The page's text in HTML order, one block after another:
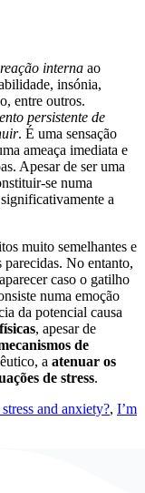
reação interna ao
insónia,
entre outros.
persistente de
. É uma sensação
ameaça imediata e
Apesar de ser uma
se numa
a
muito semelhantes e
parecidas. No entanto,
caso o gatilho
numa emoção
da potencial causa
, apesar de
de
a atenuar os
de stress.
and anxiety?, I’m